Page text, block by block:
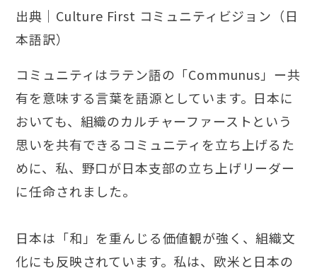
出典｜Culture First コミュニティビジョン（日
本語訳）
コミュニティはラテン語の「Communus」ー共
有を意味する言葉を語源としています。日本に
おいても、組織のカルチャーファーストという
思いを共有できるコミュニティを立ち上げるた
めに、私、野口が日本支部の立ち上げリーダー
に任命されました。
日本は「和」を重んじる価値観が強く、組織文
化にも反映されています。私は、欧米と日本の